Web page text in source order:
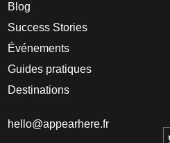
Blog
Success Stories
Événements
Guides pratiques
Destinations
hello@appearhere.fr